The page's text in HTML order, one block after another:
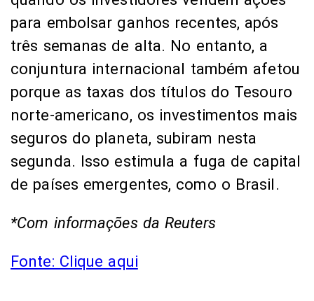
para embolsar ganhos recentes, após
três semanas de alta. No entanto, a
conjuntura internacional também afetou
porque as taxas dos títulos do Tesouro
norte-americano, os investimentos mais
seguros do planeta, subiram nesta
segunda. Isso estimula a fuga de capital
de países emergentes, como o Brasil.
*Com informações da Reuters
Fonte: Clique aqui